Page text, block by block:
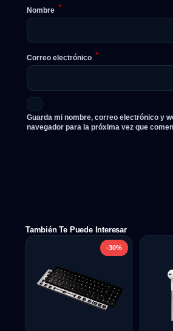
Nombre *
Correo electrónico *
Guarda mi nombre, correo electrónico y
navegador para la próxima vez que
También Te Puede Interesar
-30%